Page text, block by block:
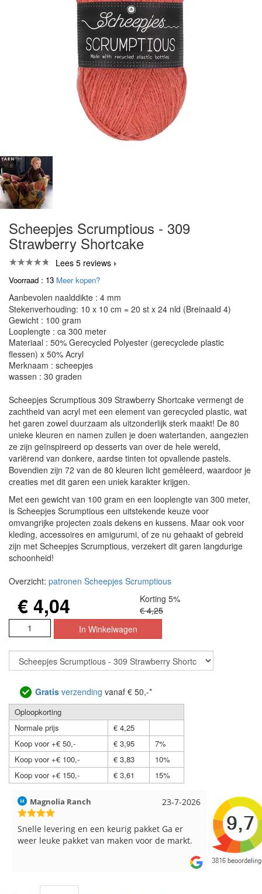
Scheepjes Scrumptious - 309
Strawberry Shortcake
Lees 5 reviews
Voorraad : 13 Meer kopen?
Aanbevolen naalddikte : 4 mm
Stekenverhouding: 10 x 10 cm = 20 st x 24 nld (Breinaald 4)
Gewicht : 100 gram
Looplengte : ca 300 meter
Materiaal : 50% Gerecycled Polyester (gerecyclede plastic
flessen) x 50% Acryl
Merknaam : scheepjes
wassen : 30 graden
Scheepjes Scrumptious 309 Strawberry Shortcake vermengt de
zachtheid van acryl met een element van gerecycled plastic, wat
het garen zowel duurzaam als uitzonderlijk sterk maakt! De 80
unieke kleuren en namen zullen je doen watertanden, aangezien
ze zijn geïnspireerd op desserts van over de hele wereld,
variërend van donkere, aardse tinten tot opvallende pastels.
Bovendien zijn 72 van de 80 kleuren licht gemêleerd, waardoor je
creaties met dit garen een uniek karakter krijgen.
Met een gewicht van 100 gram en een looplengte van 300 meter,
is Scheepjes Scrumptious een uitstekende keuze voor
omvangrijke projecten zoals dekens en kussens. Maar ook voor
kleding, accessoires en amigurumi, of ze nu gehaakt of gebreid
zijn met Scheepjes Scrumptious, verzekert dit garen langdurige
schoonheid!
Overzicht: patronen Scheepjes Scrumptious
€ 4,04
Korting 5%
€ 4,25
Gratis verzending vanaf € 50,-*
Oploopkorting
Normale prijs
€ 4,25
Koop voor +€ 50,-
€ 3,95
7%
Koop voor +€ 100,-
€ 3,83
10%
Koop voor +€ 150,-
€ 3,61 15%
23-7-2026
Magnolia Ranch
Snelle levering en een keurig pakket Ga er
weer leuke pakket van maken voor de markt.
Hilde uit
Reeds
de service.